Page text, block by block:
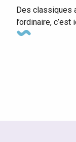
Des classiques
l’ordinaire,